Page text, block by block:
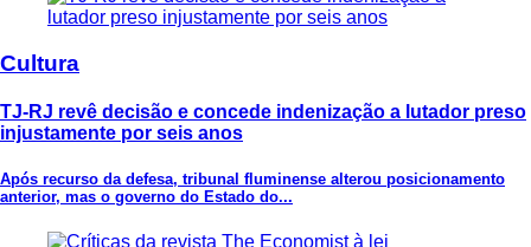
Cultura
TJ-RJ revê decisão e concede indenização a lutador preso
injustamente por seis anos
Após recurso da defesa, tribunal fluminense alterou posicionamento
anterior, mas o governo do Estado do...